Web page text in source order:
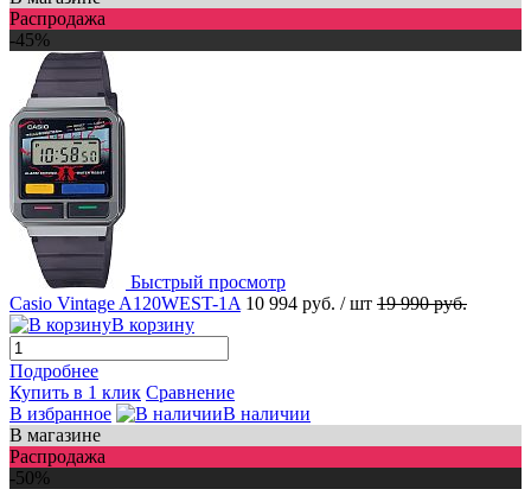
Распродажа
-45%
Быстрый просмотр
Casio Vintage A120WEST-1A 10 994 руб. / шт 19 990 руб.
В корзину
Подробнее
Купить в 1 клик Сравнение
В избранное
В наличии
В магазине
Распродажа
-50%